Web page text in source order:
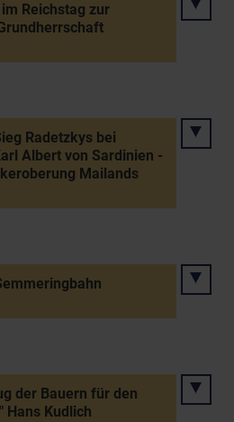
Reichstag zur
Radetzkys bei
Albert von Sardinien -
Mailands
der Bauern für den
Hans Kudlich